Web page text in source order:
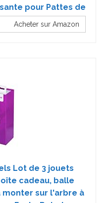
pour Pattes de
Acheter sur Amazon
Lot de 3 jouets
cadeau, balle
monter sur l'arbre à